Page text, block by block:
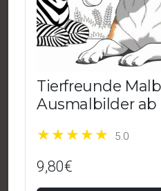
Tierfreunde
Ausmalbilder ab
5.0
9,80€